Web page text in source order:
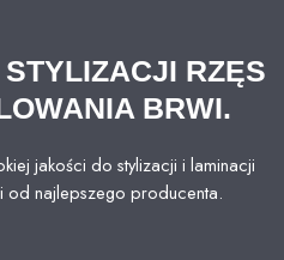
RZĘS
BRWI.
jakości do stylizacji i laminacji
od najlepszego producenta.